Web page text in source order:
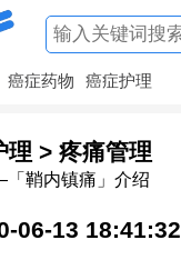
癌症药物 癌症护理
理 > 疼痛管理
鞘内镇痛」介绍
06-13 18:41:32